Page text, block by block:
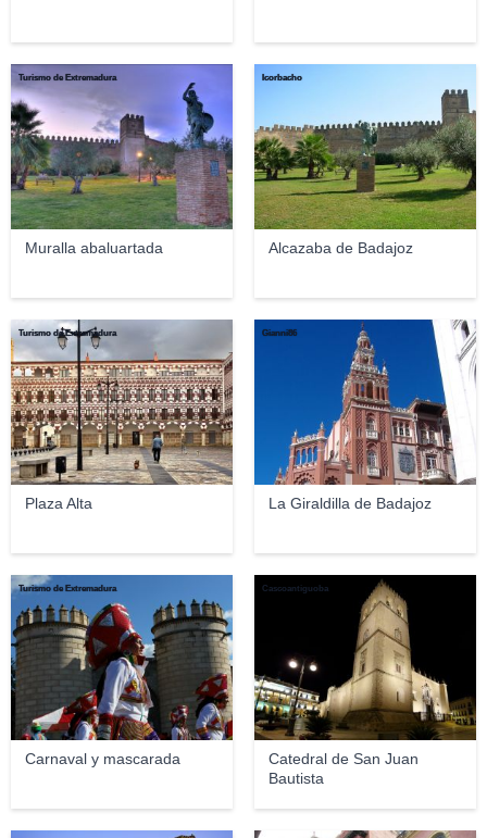
Muralla abaluartada
Turismo de Extremadura
Alcazaba de Badajoz
Icorbacho
Plaza Alta
Turismo de Extremadura
La Giraldilla de Badajoz
Gianni86
Carnaval y mascarada
Turismo de Extremadura
Catedral de San Juan
Bautista
Cascoantiguoba